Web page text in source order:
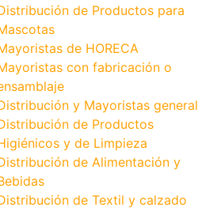
de Productos para
de HORECA
con fabricación o
y Mayoristas general
de Productos
y de Limpieza
de Alimentación y
de Textil y calzado